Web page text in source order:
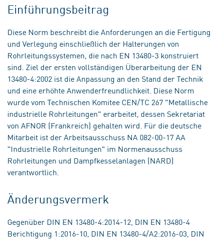
Einführungsbeitrag
Diese Norm beschreibt die Anforderungen an die Fertigung
und Verlegung einschließlich der Halterungen von
Rohrleitungssystemen, die nach EN 13480-3 konstruiert
sind. Ziel der ersten vollständigen Überarbeitung der EN
13480-4:2002 ist die Anpassung an den Stand der Technik
und eine erhöhte Anwenderfreundlichkeit. Diese Norm
wurde vom Technischen Komitee CEN/TC 267 "Metallische
industrielle Rohrleitungen" erarbeitet, dessen Sekretariat
von AFNOR (Frankreich) gehalten wird. Für die deutsche
Mitarbeit ist der Arbeitsausschuss NA 082-00-17 AA
"Industrielle Rohrleitungen" im Normenausschuss
Rohrleitungen und Dampfkesselanlagen (NARD)
verantwortlich.
Änderungsvermerk
Gegenüber DIN EN 13480-4:2014-12, DIN EN 13480-4
Berichtigung 1:2016-10, DIN EN 13480-4/A2:2016-03, DIN